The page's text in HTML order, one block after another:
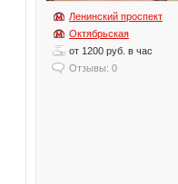
Ленинский проспект
Октябрьская
от 1200 руб. в час
Отзывы: 0